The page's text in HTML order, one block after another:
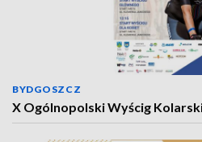
BYDGOSZCZ
X Ogólnopolski Wyścig